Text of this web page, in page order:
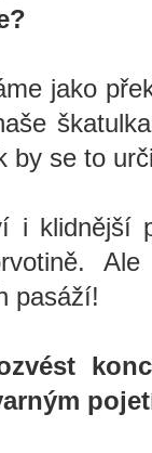
jako
by se to
i klidnější
pasáží!